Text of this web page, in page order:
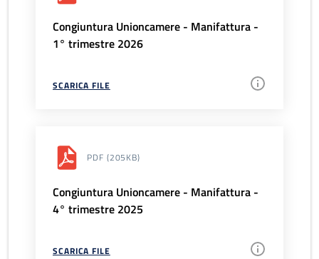
Congiuntura Unioncamere - Manifattura -
1° trimestre 2026
SCARICA FILE
PDF (205KB)
Congiuntura Unioncamere - Manifattura -
4° trimestre 2025
SCARICA FILE